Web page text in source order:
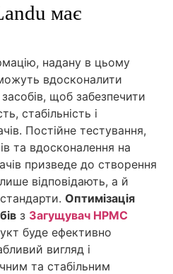
має
надану в цьому
вдосконалити
щоб забезпечити
стабільність і
Постійне тестування,
та вдосконалення на
призведе до створення
відповідають, а й
Оптимізація
з Загущувач HPMC
буде ефективно
вигляд і
та стабільним